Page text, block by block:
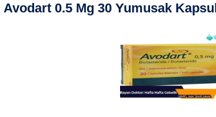
Avodart 0.5 Mg 30 Yumusak